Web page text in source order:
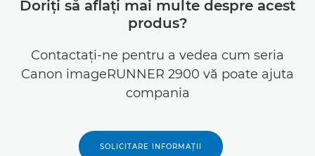
Doriţi să aflaţi mai multe despre acest
produs?
Contactaţi-ne pentru a vedea cum seria
Canon imageRUNNER 2900 vă poate ajuta
compania
SOLICITARE INFORMAŢII